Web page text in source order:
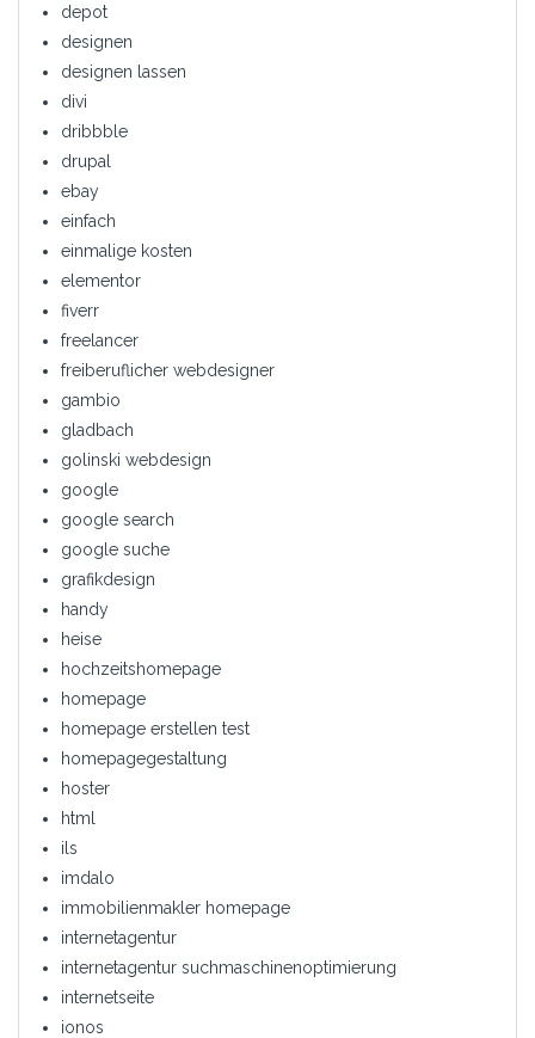
depot
designen
designen lassen
divi
dribbble
drupal
ebay
einfach
einmalige kosten
elementor
fiverr
freelancer
freiberuflicher webdesigner
gambio
gladbach
golinski webdesign
google
google search
google suche
grafikdesign
handy
heise
hochzeitshomepage
homepage
homepage erstellen test
homepagegestaltung
hoster
html
ils
imdalo
immobilienmakler homepage
internetagentur
internetagentur suchmaschinenoptimierung
internetseite
ionos